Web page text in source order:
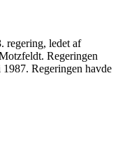
regering, ledet af
Regeringen
Regeringen havde